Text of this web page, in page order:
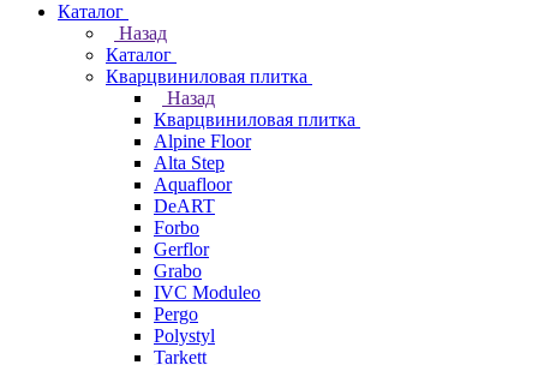
Каталог
Назад
Каталог
Кварцвиниловая плитка
Назад
Кварцвиниловая плитка
Alpine Floor
Alta Step
Aquafloor
DeART
Forbo
Gerflor
Grabo
IVC Moduleo
Pergo
Polystyl
Tarkett